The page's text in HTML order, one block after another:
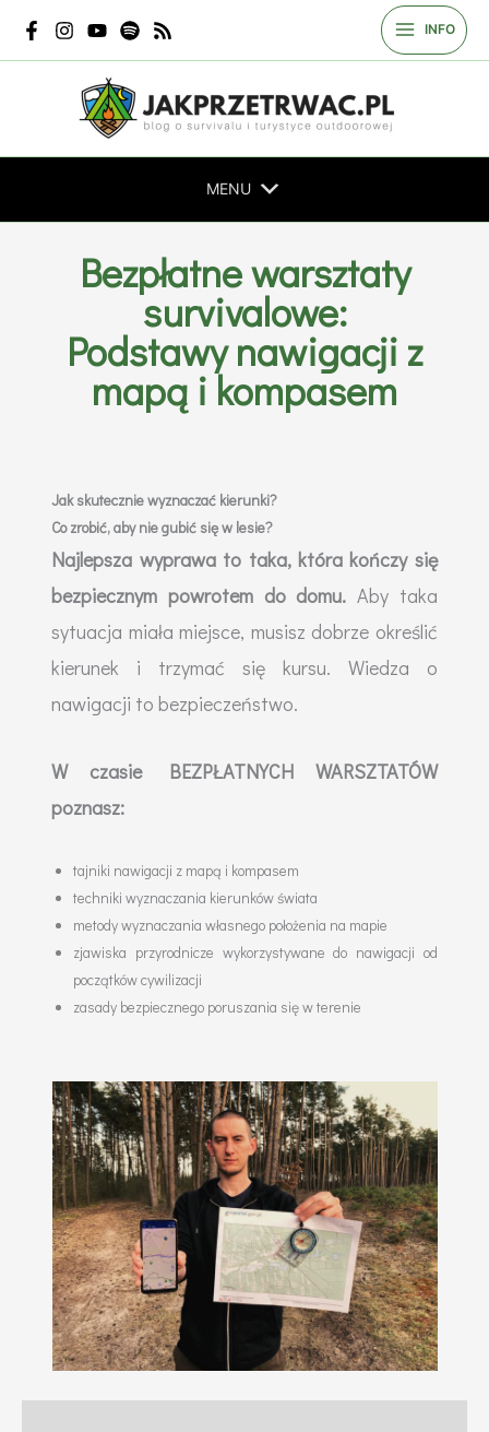
treści
INFO
MENU
Bezpłatne warsztaty
survivalowe:
Podstawy nawigacji z
mapą i kompasem
Jak skutecznie wyznaczać kierunki?
Co zrobić, aby nie gubić się w lesie?
Najlepsza wyprawa to taka, która kończy się
bezpiecznym powrotem do domu. Aby taka
sytuacja miała miejsce, musisz dobrze określić
kierunek i trzymać się kursu. Wiedza o
nawigacji to bezpieczeństwo.
W czasie BEZPŁATNYCH WARSZTATÓW
poznasz:
tajniki nawigacji z mapą i kompasem
techniki wyznaczania kierunków świata
metody wyznaczania własnego położenia na mapie
zjawiska przyrodnicze wykorzystywane do nawigacji od
początków cywilizacji
zasady bezpiecznego poruszania się w terenie